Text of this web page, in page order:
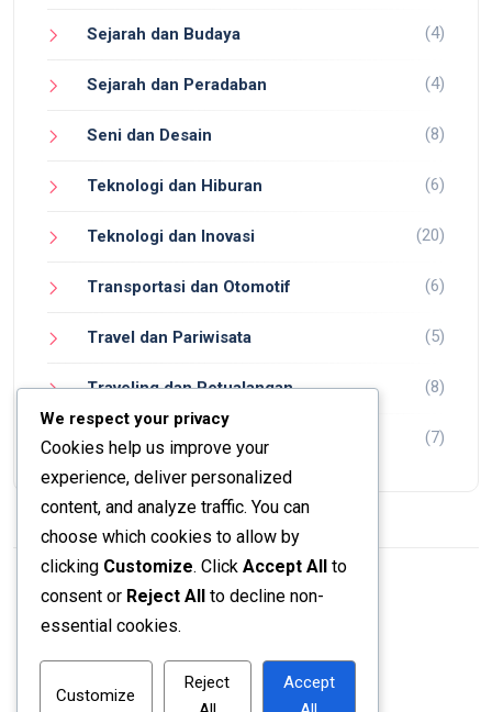
Sejarah dan Budaya (4)
Sejarah dan Peradaban (4)
Seni dan Desain (8)
Teknologi dan Hiburan (6)
Teknologi dan Inovasi (20)
Transportasi dan Otomotif (6)
Travel dan Pariwisata (5)
Traveling dan Petualangan (8)
Wisata dan Petualangan (7)
© 2024 Jadi Tahu.
We respect your privacy
Cookies help us improve your
experience, deliver personalized
content, and analyze traffic. You can
choose which cookies to allow by
clicking Customize. Click Accept All
to
consent or Reject All
to decline non-
essential cookies.
Customize
Reject
Accept